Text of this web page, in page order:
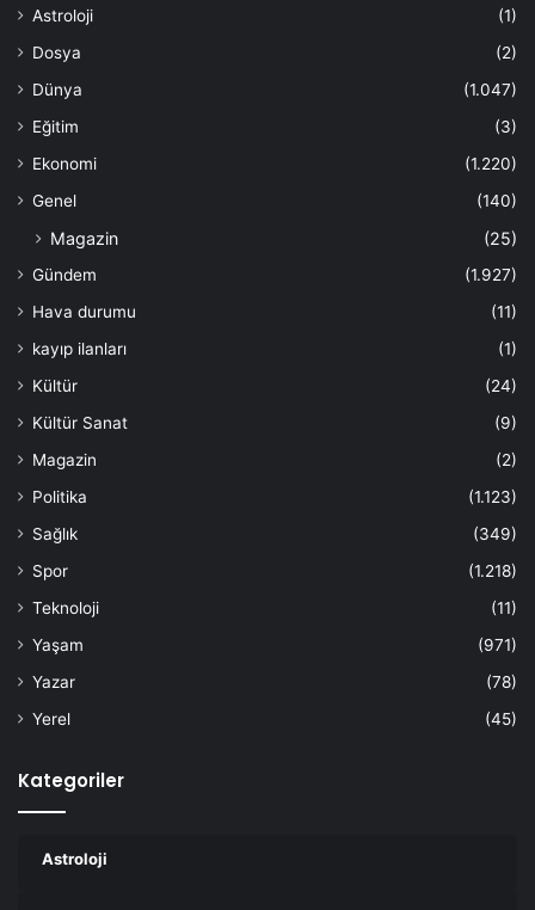
Astroloji
(1)
Dosya
(2)
Dünya
(1.047)
Eğitim
(3)
Ekonomi
(1.220)
Genel
(140)
Magazin (25)
Gündem
(1.927)
Hava durumu
(11)
kayıp ilanları
(1)
Kültür
(24)
Kültür Sanat
(9)
Magazin
(2)
Politika
(1.123)
Sağlık
(349)
Spor
(1.218)
Teknoloji
(11)
Yaşam
(971)
Yazar
(78)
Yerel
(45)
Kategoriler
Astroloji